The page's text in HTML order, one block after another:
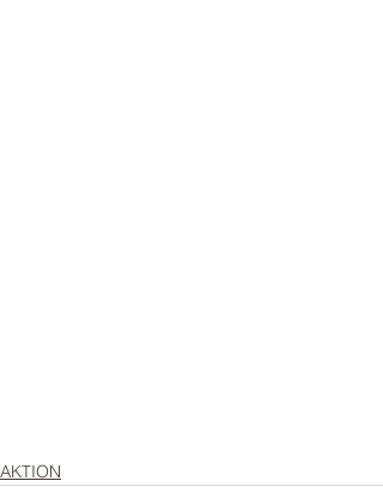
AKTION